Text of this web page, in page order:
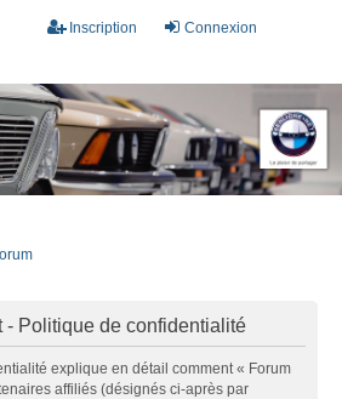
Connexion
Inscription
- Politique de confidentialité
explique en détail comment « Forum
affiliés (désignés ci-après par